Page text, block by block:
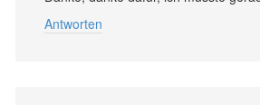
Antworten